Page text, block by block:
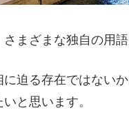
まざまな独自の用
迫る存在ではない
と思います。